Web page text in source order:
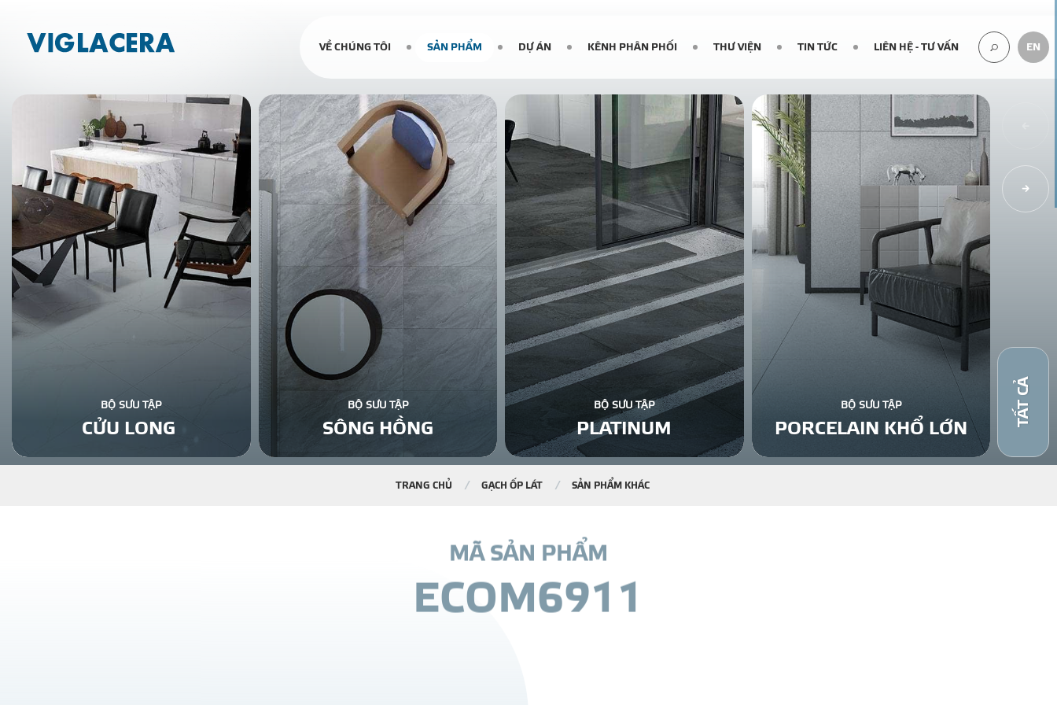
VỀ CHÚNG TÔI SẢN PHẨM DỰ ÁN KÊNH PHÂN PHỐI THƯ VIỆN TIN TỨC LIÊN HỆ - TƯ VẤN EN
BỘ SƯU TẬP
CỬU LONG
BỘ SƯU TẬP
SÔNG HỒNG
BỘ SƯU TẬP
PLATINUM
BỘ SƯU TẬP
PORCELAIN KHỔ LỚN
TẤT CẢ
TRANG CHỦ GẠCH ỐP LÁT SẢN PHẨM KHÁC
MÃ SẢN PHẨM
ECOM691 1